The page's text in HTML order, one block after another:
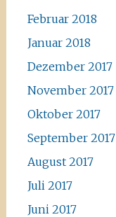
Februar 2018
Januar 2018
Dezember 2017
November 2017
Oktober 2017
September 2017
August 2017
Juli 2017
Juni 2017